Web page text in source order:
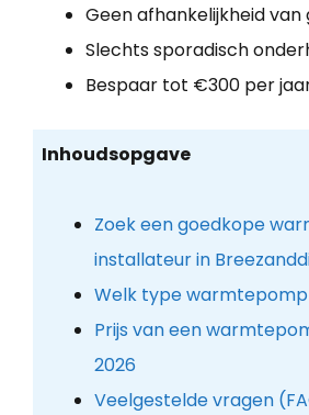
Geen afhankelijkheid van
Slechts sporadisch
Bespaar tot €300 per
Inhoudsopgave
Zoek een goedkope
installateur in
Welk type warmtepomp
Prijs van een
2026
Veelgestelde vragen